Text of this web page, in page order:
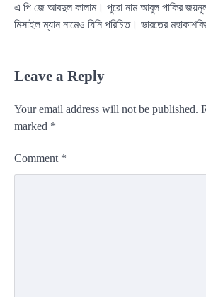
এ পি জে আবদুল কালাম। পুরো নাম আবুল পাকির
মিসাইল ম্যান নামেও যিনি পরিচিত। ভারতের
Leave a Reply
Your email address will not be published.
marked *
Comment *